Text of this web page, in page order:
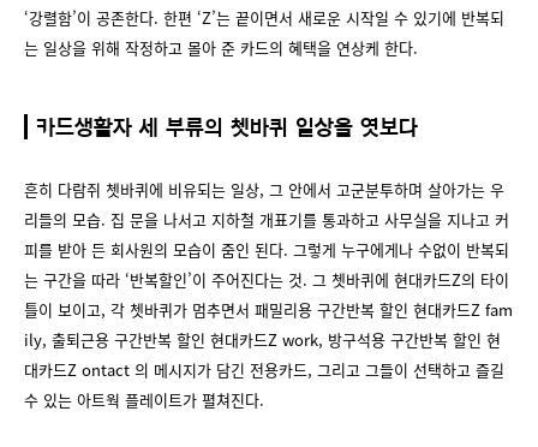
‘강렬함’이 공존한다. 한편 ‘Z’는 끝이면서 새로운 시작일 수 있기에 반복되
는 일상을 위해 작정하고 몰아 준 카드의 혜택을 연상케 한다.
카드생활자 세 부류의 쳇바퀴 일상을 엿보다
흔히 다람쥐 쳇바퀴에 비유되는 일상, 그 안에서 고군분투하며 살아가는 우
리들의 모습. 집 문을 나서고 지하철 개표기를 통과하고 사무실을 지나고 커
피를 받아 든 회사원의 모습이 줌인 된다. 그렇게 누구에게나 수없이 반복되
는 구간을 따라 ‘반복할인’이 주어진다는 것. 그 쳇바퀴에 현대카드Z의 타이
틀이 보이고, 각 쳇바퀴가 멈추면서 패밀리용 구간반복 할인 현대카드Z fam
ily, 출퇴근용 구간반복 할인 현대카드Z work, 방구석용 구간반복 할인 현
대카드Z ontact 의 메시지가 담긴 전용카드, 그리고 그들이 선택하고 즐길
수 있는 아트웍 플레이트가 펼쳐진다.